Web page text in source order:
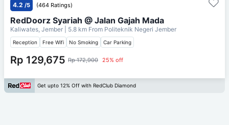
4.2 /5 (464 Ratings)
RedDoorz Syariah @ Jalan Gajah Mada
Kaliwates, Jember | 5.8 km From Politeknik Negeri Jember
Reception Free Wifi No Smoking Car Parking
Rp 129,675 Rp 172,900 25% off
Get upto 12% Off with RedClub Diamond